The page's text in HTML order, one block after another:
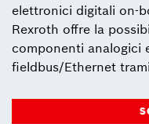
elettronici digitali on-
Rexroth offre la
componenti analogici
fieldbus/Ethernet